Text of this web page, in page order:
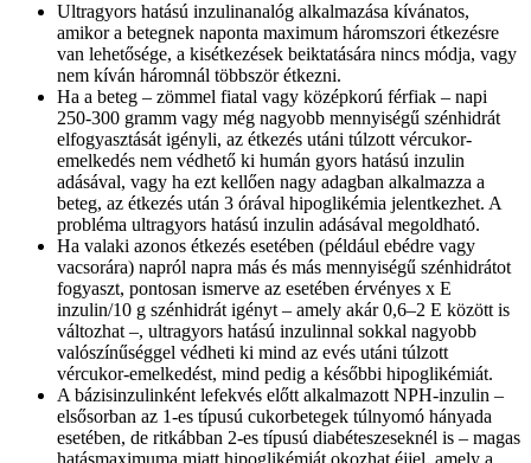
Ultragyors hatású inzulinanalóg alkalmazása kívánatos,
amikor a betegnek naponta maximum háromszori étkezésre
van lehetősége, a kisétkezések beiktatására nincs módja, vagy
nem kíván háromnál többször étkezni.
Ha a beteg – zömmel fiatal vagy középkorú férfiak – napi
250-300 gramm vagy még nagyobb mennyiségű szénhidrát
elfogyasztását igényli, az étkezés utáni túlzott vércukor-
emelkedés nem védhető ki humán gyors hatású inzulin
adásával, vagy ha ezt kellően nagy adagban alkalmazza a
beteg, az étkezés után 3 órával hipoglikémia jelentkezhet. A
probléma ultragyors hatású inzulin adásával megoldható.
Ha valaki azonos étkezés esetében (például ebédre vagy
vacsorára) napról napra más és más mennyiségű szénhidrátot
fogyaszt, pontosan ismerve az esetében érvényes x E
inzulin/10 g szénhidrát igényt – amely akár 0,6–2 E között is
változhat –, ultragyors hatású inzulinnal sokkal nagyobb
valószínűséggel védheti ki mind az evés utáni túlzott
vércukor-emelkedést, mind pedig a későbbi hipoglikémiát.
A bázisinzulinként lefekvés előtt alkalmazott NPH-inzulin –
elsősorban az 1-es típusú cukorbetegek túlnyomó hányada
esetében, de ritkábban 2-es típusú diabéteszeseknél is – magas